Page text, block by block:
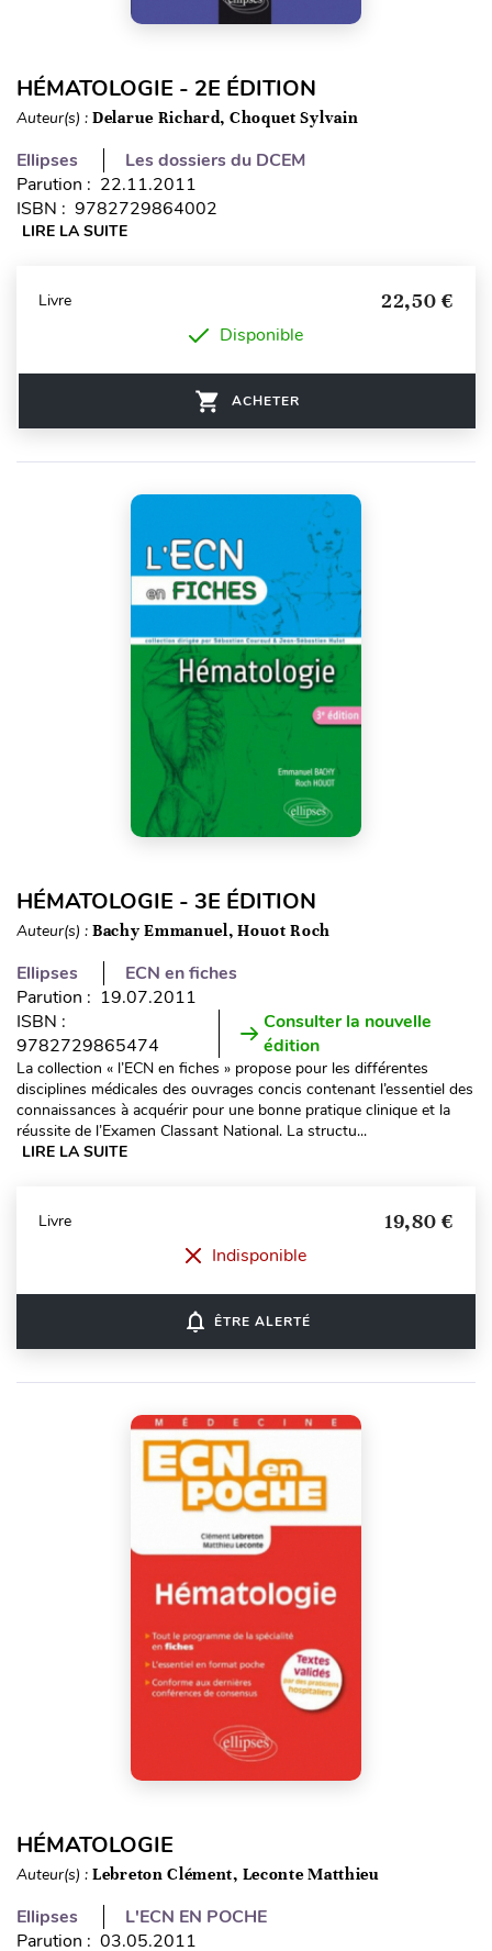
HÉMATOLOGIE - 2E ÉDITION
Auteur(s) : Delarue Richard, Choquet Sylvain
Ellipses
Les dossiers du DCEM
Parution : 22.11.2011
ISBN : 9782729864002
LIRE LA SUITE
Livre 22,50 €
Disponible
ACHETER
HÉMATOLOGIE - 3E ÉDITION
Auteur(s) : Bachy Emmanuel, Houot Roch
Ellipses
ECN en fiches
Parution : 19.07.2011
ISBN :
9782729865474
Consulter la nouvelle
édition
La collection « l’ECN en fiches » propose pour les différentes
disciplines médicales des ouvrages concis contenant l’essentiel des
connaissances à acquérir pour une bonne pratique clinique et la
réussite de l’Examen Classant National. La structu...
LIRE LA SUITE
Livre 19,80 €
Indisponible
notifications_none ÊTRE ALERTÉ
HÉMATOLOGIE
Auteur(s) : Lebreton Clément, Leconte Matthieu
Ellipses
L'ECN EN POCHE
Parution : 03.05.2011